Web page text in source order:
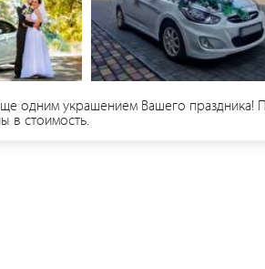
одним украшением Вашего
в стоимость.